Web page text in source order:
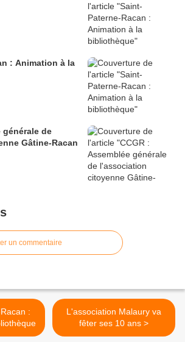
: Animation à la
générale de
Gâtine-Racan
un commentaire
L'association Malaury va
fêter ses 10 ans >